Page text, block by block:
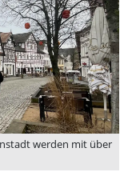
werden mit über